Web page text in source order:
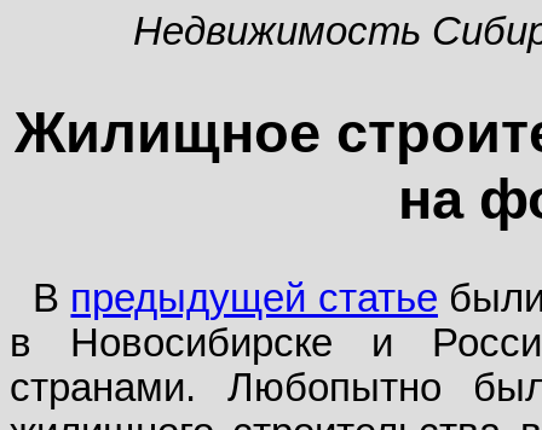
Недвижимость
Жилищное
на
В предыдущей статье
в Новосибирске и
странами. Любопытно